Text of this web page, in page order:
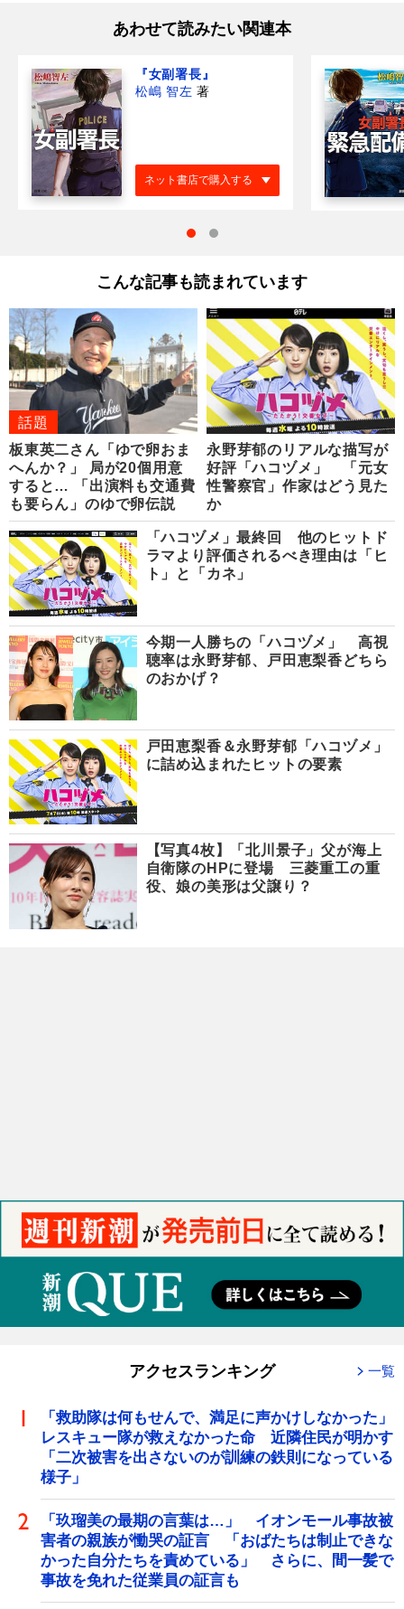
あわせて読みたい関連本
『女副署長』
松嶋 智左 著
ネット書店で購入する
こんな記事も読まれています
話題
板東英二さん「ゆで卵おま
へんか？」 局が20個用意
すると… 「出演料も交通費
も要らん」のゆで卵伝説
永野芽郁のリアルな描写が
好評「ハコヅメ」 「元女
性警察官」作家はどう見た
か
「ハコヅメ」最終回 他のヒットド
ラマより評価されるべき理由は「ヒ
ト」と「カネ」
今期一人勝ちの「ハコヅメ」 高視
聴率は永野芽郁、戸田恵梨香どちら
のおかげ？
戸田恵梨香＆永野芽郁「ハコヅメ」
に詰め込まれたヒットの要素
【写真4枚】「北川景子」父が海上
自衛隊のHPに登場 三菱重工の重
役、娘の美形は父譲り？
アクセスランキング 一覧
「救助隊は何もせんで、満足に声かけしなかった」
レスキュー隊が救えなかった命 近隣住民が明かす
「二次被害を出さないのが訓練の鉄則になっている
様子」
「玖瑠美の最期の言葉は…」 イオンモール事故被
害者の親族が慟哭の証言 「おばたちは制止できな
かった自分たちを責めている」 さらに、間一髪で
事故を免れた従業員の証言も